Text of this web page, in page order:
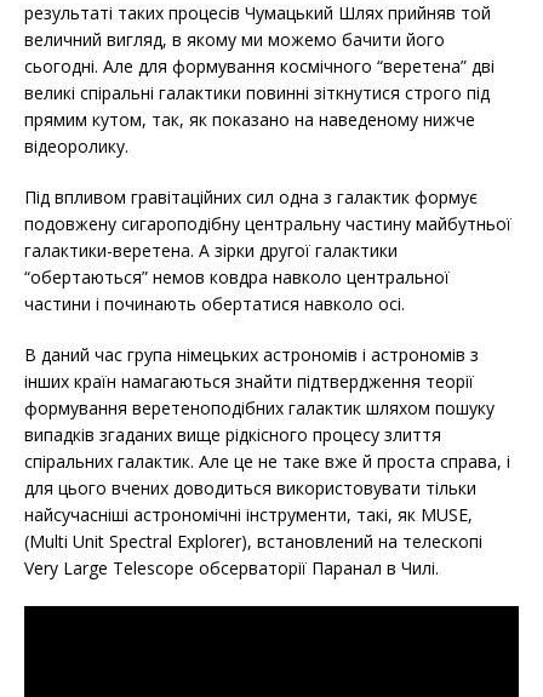
результаті таких процесів Чумацький Шлях прийняв той
величний вигляд, в якому ми можемо бачити його
сьогодні. Але для формування космічного “веретена” дві
великі спіральні галактики повинні зіткнутися строго під
прямим кутом, так, як показано на наведеному нижче
відеоролику.
Під впливом гравітаційних сил одна з галактик формує
подовжену сигароподібну центральну частину майбутньої
галактики-веретена. А зірки другої галактики
“обертаються” немов ковдра навколо центральної
частини і починають обертатися навколо осі.
В даний час група німецьких астрономів і астрономів з
інших країн намагаються знайти підтвердження теорії
формування веретеноподібних галактик шляхом пошуку
випадків згаданих вище рідкісного процесу злиття
спіральних галактик. Але це не таке вже й проста справа, і
для цього вчених доводиться використовувати тільки
найсучасніші астрономічні інструменти, такі, як MUSE,
(Multi Unit Spectral Explorer), встановлений на телескопі
Very Large Telescope обсерваторії Паранал в Чилі.